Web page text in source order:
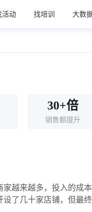
活动 找培训 大数
30+倍
销售额提升
家越来越多，投入的成
了几十家店铺，但最